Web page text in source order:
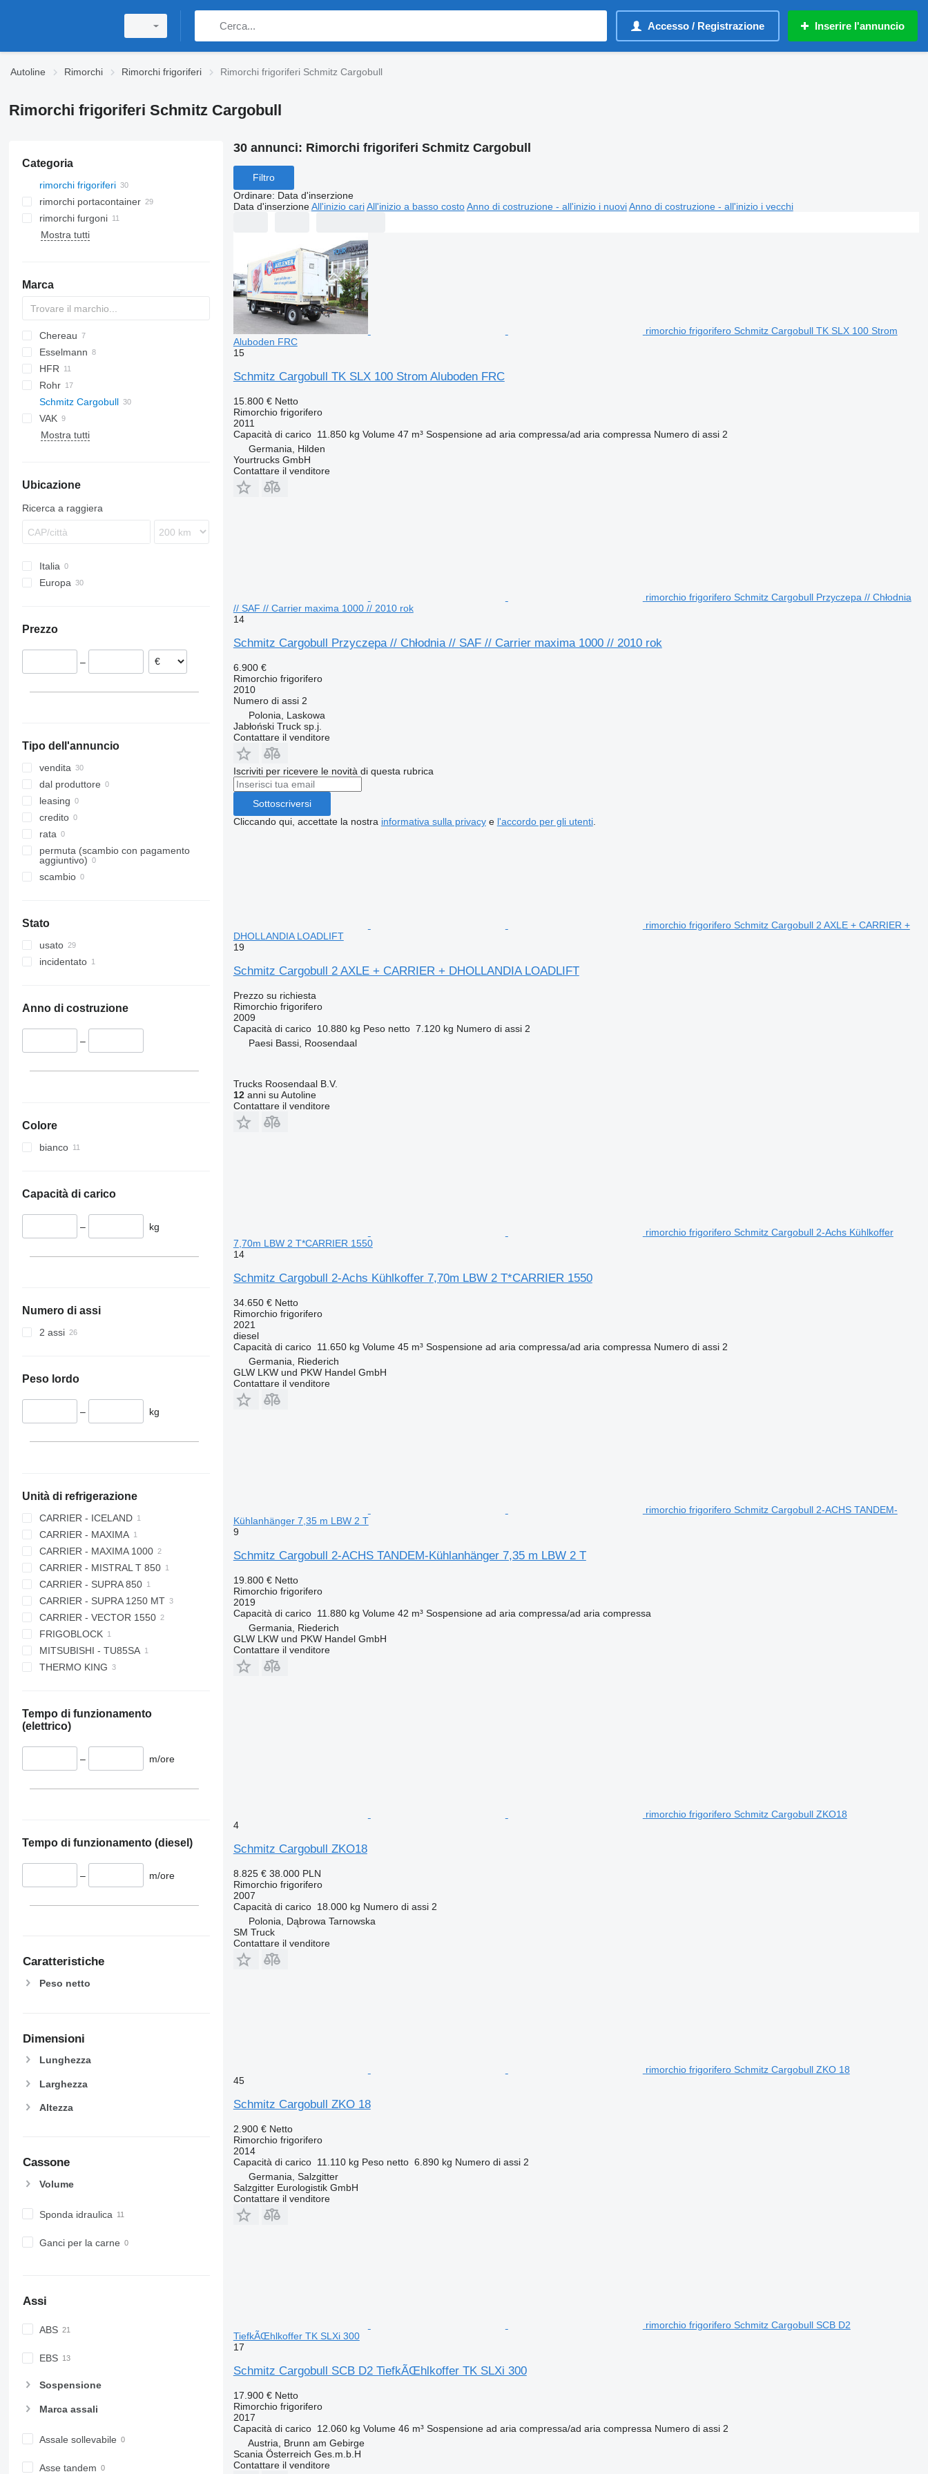
Accesso / Registrazione Inserire l'annuncio
Autoline Rimorchi Rimorchi frigoriferi Rimorchi frigoriferi Schmitz Cargobull
Rimorchi frigoriferi Schmitz Cargobull
Categoria
rimorchi frigoriferi
rimorchi portacontainer
rimorchi furgoni
Mostra tutti
Marca
Z-series
Chereau
T-series
Esselmann
TPS
FLA
HFR
ZZ
ZW
A-series
Rohr
Schmitz Cargobull
AWF
AWF 18
KO
ZKO18
CHT
VAK
PC
Mostra tutti
Ubicazione
Ricerca a raggiera
Italia
Europa
Romania
Paesi Bassi
Prezzo
–
Tipo dell'annuncio
vendita
dal produttore
leasing
credito
rata
permuta (scambio con pagamento
aggiuntivo)
scambio
Stato
usato
incidentato
Anno di costruzione
–
Colore
bianco
Capacità di carico
– kg
Numero di assi
2 assi
Peso lordo
– kg
Unità di refrigerazione
CARRIER - ICELAND
CARRIER - MAXIMA
CARRIER - MAXIMA 1000
CARRIER - MISTRAL T 850
CARRIER - SUPRA 850
CARRIER - SUPRA 1250 MT
CARRIER - VECTOR 1550
FRIGOBLOCK
MITSUBISHI - TU85SA
THERMO KING
Tempo di funzionamento
(elettrico)
– m/ore
Tempo di funzionamento (diesel)
– m/ore
Caratteristiche
Peso netto
Dimensioni
Lunghezza
Larghezza
Altezza
Cassone
Volume
Sponda idraulica
Ganci per la carne
Assi
ABS
EBS
Sospensione
Marca assali
Assale sollevabile
Asse tandem
30 annunci: Rimorchi frigoriferi Schmitz Cargobull
Filtro
Ordinare: Data d'inserzione
Data d'inserzione All'inizio cari All'inizio a basso costo Anno di costruzione - all'inizio i nuovi Anno di costruzione - all'inizio i vecchi
rimorchio frigorifero Schmitz Cargobull TK SLX 100 Strom
Aluboden FRC
15
Schmitz Cargobull TK SLX 100 Strom Aluboden FRC
15.800 € Netto
Rimorchio frigorifero
2011
Capacità di carico 11.850 kg Volume 47 m³ Sospensione ad aria compressa/ad aria compressa Numero di assi 2
Germania, Hilden
Yourtrucks GmbH
Contattare il venditore
rimorchio frigorifero Schmitz Cargobull Przyczepa // Chłodnia
// SAF // Carrier maxima 1000 // 2010 rok
14
Schmitz Cargobull Przyczepa // Chłodnia // SAF // Carrier maxima 1000 // 2010 rok
6.900 €
Rimorchio frigorifero
2010
Numero di assi 2
Polonia, Laskowa
Jabłoński Truck sp.j.
Contattare il venditore
Iscriviti per ricevere le novità di questa rubrica
Sottoscriversi
Cliccando qui, accettate la nostra informativa sulla privacye l'accordo per gli utenti.
rimorchio frigorifero Schmitz Cargobull 2 AXLE + CARRIER +
DHOLLANDIA LOADLIFT
19
Schmitz Cargobull 2 AXLE + CARRIER + DHOLLANDIA LOADLIFT
Prezzo su richiesta
Rimorchio frigorifero
2009
Capacità di carico 10.880 kg Peso netto 7.120 kg Numero di assi 2
Paesi Bassi, Roosendaal
Trucks Roosendaal B.V.
12anni su Autoline
Contattare il venditore
rimorchio frigorifero Schmitz Cargobull 2-Achs Kühlkoffer
7,70m LBW 2 T*CARRIER 1550
14
Schmitz Cargobull 2-Achs Kühlkoffer 7,70m LBW 2 T*CARRIER 1550
34.650 € Netto
Rimorchio frigorifero
2021
diesel
Capacità di carico 11.650 kg Volume 45 m³ Sospensione ad aria compressa/ad aria compressa Numero di assi 2
Germania, Riederich
GLW LKW und PKW Handel GmbH
Contattare il venditore
rimorchio frigorifero Schmitz Cargobull 2-ACHS TANDEM-
Kühlanhänger 7,35 m LBW 2 T
9
Schmitz Cargobull 2-ACHS TANDEM-Kühlanhänger 7,35 m LBW 2 T
19.800 € Netto
Rimorchio frigorifero
2019
Capacità di carico 11.880 kg Volume 42 m³ Sospensione ad aria compressa/ad aria compressa
Germania, Riederich
GLW LKW und PKW Handel GmbH
Contattare il venditore
rimorchio frigorifero Schmitz Cargobull ZKO18
4
Schmitz Cargobull ZKO18
8.825 € 38.000 PLN
Rimorchio frigorifero
2007
Capacità di carico 18.000 kg Numero di assi 2
Polonia, Dąbrowa Tarnowska
SM Truck
Contattare il venditore
rimorchio frigorifero Schmitz Cargobull ZKO 18
45
Schmitz Cargobull ZKO 18
2.900 € Netto
Rimorchio frigorifero
2014
Capacità di carico 11.110 kg Peso netto 6.890 kg Numero di assi 2
Germania, Salzgitter
Salzgitter Eurologistik GmbH
Contattare il venditore
rimorchio frigorifero Schmitz Cargobull SCB D2
TiefkÃŒhlkoffer TK SLXi 300
17
Schmitz Cargobull SCB D2 TiefkÃŒhlkoffer TK SLXi 300
17.900 € Netto
Rimorchio frigorifero
2017
Capacità di carico 12.060 kg Volume 46 m³ Sospensione ad aria compressa/ad aria compressa Numero di assi 2
Austria, Brunn am Gebirge
Scania Österreich Ges.m.b.H
Contattare il venditore